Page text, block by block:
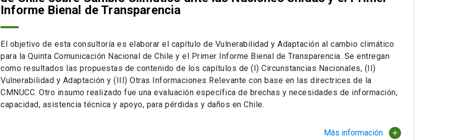
Informe Bienal de Transparencia
El objetivo de esta consultoría es elaborar el capítulo de Vulnerabilidad y Adaptación al cambio climático
para la Quinta Comunicación Nacional de Chile y el Primer Informe Bienal de Transparencia. Se entregan
como resultados las propuestas de contenido de los capítulos de (I) Circunstancias Nacionales, (II)
Vulnerabilidad y Adaptación y (III) Otras Informaciones Relevante con base en las directrices de la
CMNUCC. Otro insumo realizado fue una evaluación específica de brechas y necesidades de información,
capacidad, asistencia técnica y apoyo, para pérdidas y daños en Chile.
Más información add